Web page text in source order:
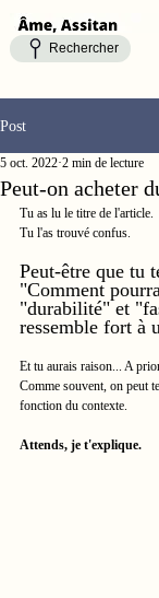
Rechercher
Post
Peut-on acheter
5 oct. 2022 2 min de lecture
Tu as lu le titre de l'article.
Tu l'as trouvé confus.
Peut-être que tu
"Comment
"durabilité" et
ressemble fort à
Et tu aurais raison... A
Comme souvent, on peut
fonction du contexte.
Attends, je t'explique.